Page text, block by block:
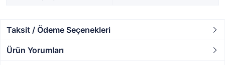
Taksit / Ödeme Seçenekleri
Ürün Yorumları